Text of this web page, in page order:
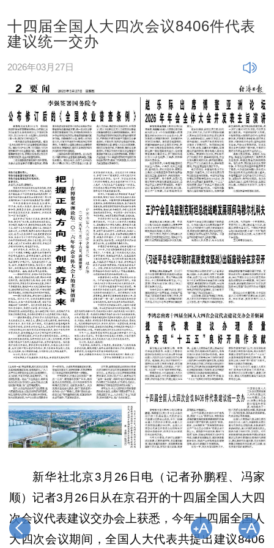
十四届全国人大四次会议8406件代表
建议统一交办
2026年03月27日
新华社北京3月26日电（记者孙鹏程、冯家
顺）记者3月26日从在京召开的十四届全国人大四
次会议代表建议交办会上获悉，今年十四届全国人
大四次会议期间，全国人大代表共提出建议8406